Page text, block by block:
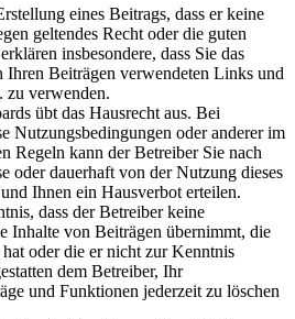
eines Beitrags, dass er keine
geltendes Recht oder die guten
insbesondere, dass Sie das
Ihren Beiträgen verwendeten Links und
zu verwenden.
übt das Hausrecht aus. Bei
Nutzungsbedingungen oder anderer im
Regeln kann der Betreiber Sie nach
oder dauerhaft von der Nutzung dieses
Ihnen ein Hausverbot erteilen.
dass der Betreiber keine
Inhalte von Beiträgen übernimmt, die
oder die er nicht zur Kenntnis
dem Betreiber, Ihr
und Funktionen jederzeit zu löschen